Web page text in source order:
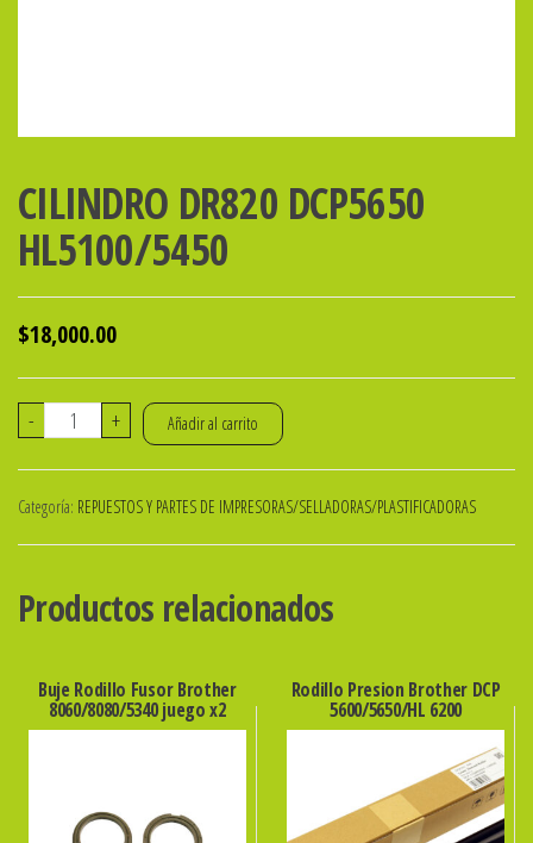
CILINDRO DR820 DCP5650
HL5100/5450
$18,000.00
-
CILINDRO
HL5100/5450
cantidad
+ Añadir al carrito
Categoría: REPUESTOS Y PARTES DE IMPRESORAS/SELLADORAS/PLASTIFICADORAS
Productos relacionados
Buje Rodillo Fusor Brother
8060/8080/5340 juego x2
Rodillo Presion Brother DCP
5600/5650/HL 6200